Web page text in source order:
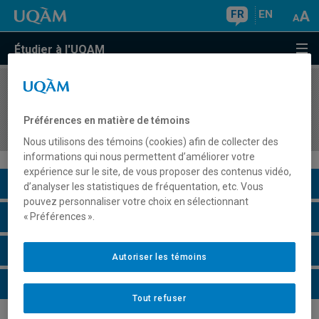
FR EN
Étudier à l'UQAM
COURS//
occidental
Description du cours
Horaire - Été 2026
Horaire - Automne 2026
Horaire - Hiver 2027
Préférences en matière de témoins
Nous utilisons des témoins (cookies) afin de collecter des
informations qui nous permettent d’améliorer votre
expérience sur le site, de vous proposer des contenus vidéo,
d’analyser les statistiques de fréquentation, etc. Vous
pouvez personnaliser votre choix en sélectionnant
« Préférences ».
Tout refuser
Autoriser les témoins